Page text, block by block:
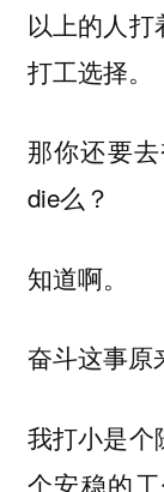
以上的人
打工选择。
那你还要
die么？
知道啊。
奋斗这事原
我打小是个
个安稳的